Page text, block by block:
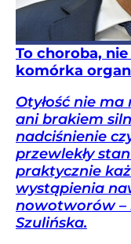
To choroba,
komórka
Otyłość nie
ani brakiem
nadciśnienie
przewlekły
praktycznie
wystąpienia
nowotworów –
Szulińska.